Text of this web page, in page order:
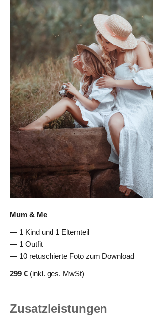
Mum & Me
1 Kind und 1 Elternteil
1 Outfit
10 retuschierte Foto zum Download
299 € (inkl. ges. MwSt)
Zusatzleistungen